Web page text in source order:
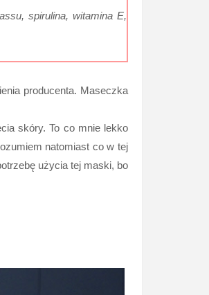
spirulina, witamina E,
producenta. Maseczka
skóry. To co mnie lekko
natomiast co w tej
użycia tej maski, bo